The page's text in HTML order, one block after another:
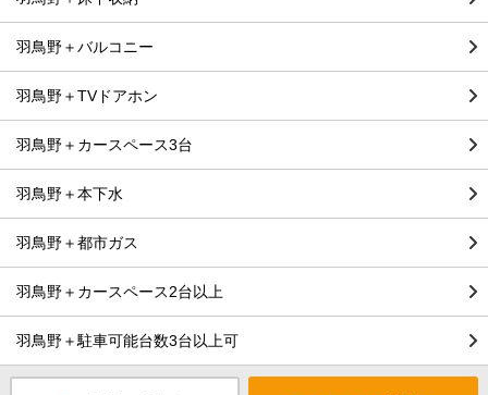
羽鳥野＋バルコニー
羽鳥野＋TVドアホン
羽鳥野＋カースペース3台
羽鳥野＋本下水
羽鳥野＋都市ガス
羽鳥野＋カースペース2台以上
羽鳥野＋駐車可能台数3台以上可